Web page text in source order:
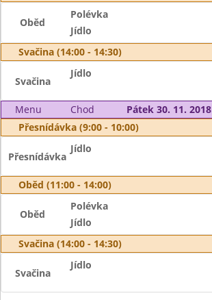
Oběd
Polévka
Jídlo
Svačina (14:00 - 14:30)
Svačina
Jídlo
Menu Chod
Pátek 30. 11. 2018
Přesnídávka (9:00 - 10:00)
Přesnídávka
Jídlo
Oběd (11:00 - 14:00)
Oběd
Polévka
Jídlo
Svačina (14:00 - 14:30)
Svačina
Jídlo